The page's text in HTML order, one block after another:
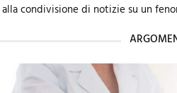
alla condivisione di notizie su un